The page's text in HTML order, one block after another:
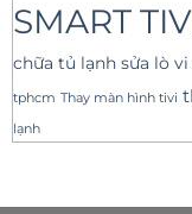
SMART
chữa tủ lạnh sửa lò
tphcm Thay màn hình tivi
lạnh